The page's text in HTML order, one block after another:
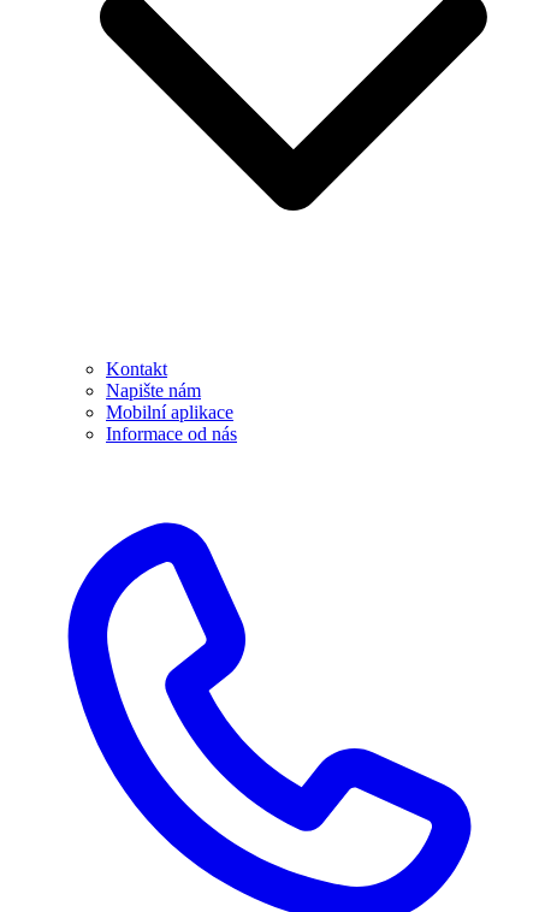
Kontakt
Napište nám
Mobilní aplikace
Informace od nás